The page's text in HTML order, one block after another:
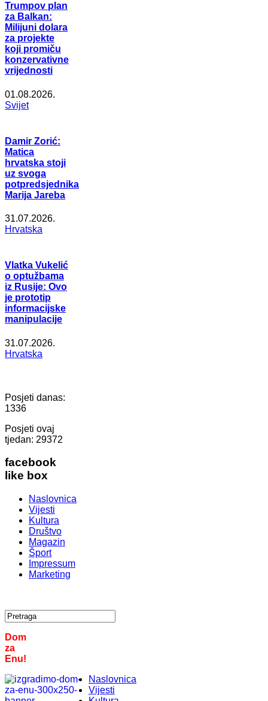
Trumpov plan
za Balkan:
Milijuni dolara
za projekte
koji promiču
konzervativne
vrijednosti
01.08.2026.
Svijet
Damir Zorić:
Matica
hrvatska stoji
uz svoga
potpredsjednika
Marija Jareba
31.07.2026.
Hrvatska
Vlatka Vukelić
o optužbama
iz Rusije: Ovo
je prototip
informacijske
manipulacije
31.07.2026.
Hrvatska
Posjeti danas:
1336
Posjeti ovaj
tjedan: 29372
facebook
like box
Naslovnica
Vijesti
Kultura
Društvo
Magazin
Šport
Impressum
Marketing
Dom
za
Enu!
Naslovnica
Vijesti